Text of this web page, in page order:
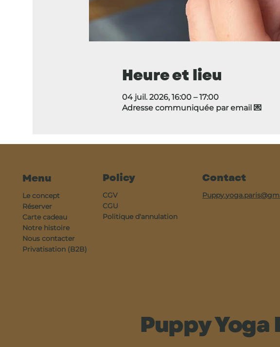
Heure et lieu
04 juil. 2026, 16:00 – 17:00
Adresse communiquée par email 💌
Menu
Le concept
Réserver
Carte cadeau
Notre histoire
Nous contacter
Privatisation (B2B)
Policy
CGV
CGU
Politique d'annulation
Contact
Puppy Yoga